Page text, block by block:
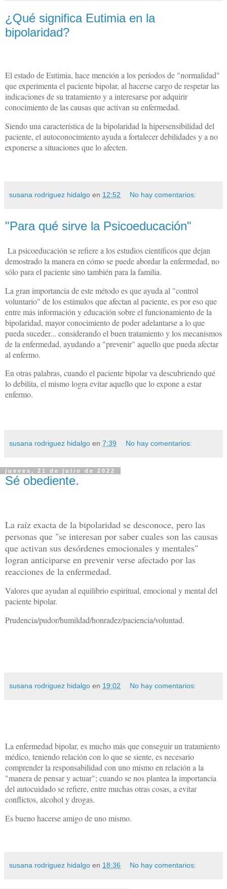
¿Qué significa Eutimia en la
bipolaridad?
El estado de Eutimia, hace mención a los períodos de "normalidad"
que experimenta el paciente bipolar, al hacerse cargo de respetar las
indicaciones de su tratamiento y a interesarse por adquirir
conocimiento de las causas que activan su enfermedad.
Siendo una característica de la bipolaridad la hipersensibilidad del
paciente, el autoconocimiento ayuda a fortalecer debilidades y a no
exponerse a situaciones que lo afecten.
susana rodriguez hidalgo en 12:52 No hay comentarios:
"Para qué sirve la Psicoeducación"
La psicoeducación se refiere a los estudios científicos que dejan
demostrado la manera en cómo se puede abordar la enfermedad, no
sólo para el paciente sino también para la familia.
La gran importancia de este método es que ayuda al "control
voluntario" de los estímulos que afectan al paciente, es por eso que
entre más información y educación sobre el funcionamiento de la
bipolaridad, mayor conocimiento de poder adelantarse a lo que
pueda suceder... considerando el buen tratamiento y los mecanismos
de la enfermedad, ayudando a "prevenir" aquello que pueda afectar
al enfermo.
En otras palabras, cuando el paciente bipolar va descubriendo qué
lo debilita, el mismo logra evitar aquello que lo expone a estar
enfermo.
susana rodriguez hidalgo en 7:39 No hay comentarios:
jueves, 21 de julio de 2022
Sé obediente.
La raíz exacta de la bipolaridad se desconoce, pero las
personas que "se interesan por saber cuales son las causas
que activan sus desórdenes emocionales y mentales"
logran anticiparse en prevenir verse afectado por las
reacciones de la enfermedad.
Valores que ayudan al equilibrio espiritual, emocional y mental del
paciente bipolar.
Prudencia/pudor/humildad/honradez/paciencia/voluntad.
susana rodriguez hidalgo en 19:02 No hay comentarios:
La enfermedad bipolar, es mucho más que conseguir un tratamiento
médico, teniendo relación con lo que se siente, es necesario
comprender la responsabilidad con uno mismo en relación a la
"manera de pensar y actuar"; cuando se nos plantea la importancia
del autocuidado se refiere, entre muchas otras cosas, a evitar
conflictos, alcohol y drogas.
Es bueno hacerse amigo de uno mismo.
susana rodriguez hidalgo en 18:36 No hay comentarios: